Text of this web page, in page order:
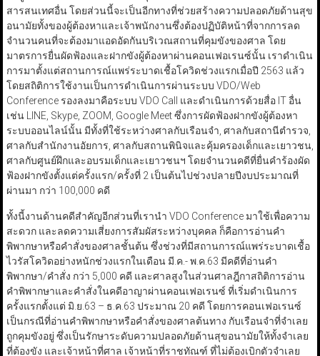
สารสนเทศอื่น โดยส่วนนี้จะเป็นอีกทางที่ช่วยสร้างความปลอดภัยด้านสุข
อนามัยทั้งของผู้ต้องหาและเจ้าพนักงานซึ่งต้องปฏิบัติหน้าที่จากการลด
จำนวนคนที่จะต้องมาแอดอัดกันบริเวณสถานที่คุมขังของศาล โดย
มาตรการยื่นผัดฟ้องและฝากขังผู้ต้องหาผ่านคอนเฟอเรนซ์นั้น เราดำเนิน
การมาตั้งแต่สถานการณ์แพร่ระบาดเชื้อโควิดช่วงแรกเมื่อปี 2563 แล้ว
โดยสถิติการใช้งานเป็นการดำเนินการผ่านระบบ VDO/Web
Conference รองลงมาคือระบบ VDO Call และดำเนินการด้วยสื่อ IT อื่น
เช่น LINE, Skype, ZOOM, Google Meet ซึ่งการผัดฟ้องฝากขังผู้ต้องหา
ระบบออนไลน์นั้น มีทั้งที่ใช้ระหว่างศาลกับเรือนจำ, ศาลกับสถานีตำรวจ,
ศาลกับสำนักงานอัยการ, ศาลกับสถานพินิจและคุ้มครองเด็กและเยาวชน,
ศาลกับศูนย์ฝึกและอบรมเด็กและเยาวชนฯ โดยจำนวนคดีที่ยื่นคำร้องผัด
ฟ้องฝากขังตั้งแต่ครั้งแรก/ครั้งที่ 2 เป็นต้นไปช่วงปลายปีงบประมาณที่
ผ่านมา กว่า 100,000 คดี
ทั้งนี้งานด้านคดีสำคัญอีกส่วนที่เรานำ VDO Conference มาใช้เพื่อความ
สะดวก และลดความเสี่ยงการสัมผัสระหว่างบุคคล ก็คือการอ่านคำ
พิพากษาหรือคำสั่งของศาลชั้นต้น ซึ่งช่วงที่มีสถานการณ์แพร่ระบาดเชื้อ
ไวรัสโควิดอย่างหนักช่วงแรกในเดือน มี.ค.- พ.ค.63 มีคดีที่อ่านคำ
พิพากษา/คำสั่ง กว่า 5,000 คดี และศาลสูงในส่วนศาลฎีกาสถิติการอ่าน
คำพิพากษาและคำสั่งในคดีอาญาผ่านคอนเฟอเรนซ์ ที่เริ่มดำเนินการ
ครั้งแรกตั้งแต่ มิ.ย.63 – ธ.ค.63 ประมาณ 20 คดี โดยการคอนเฟอเรนซ์
เป็นกรณีที่อ่านคำพิพากษาหรือคำสั่งของศาลต้นทาง กับเรือนจำที่จำเลย
ถูกคุมขังอยู่ ซึ่งเป็นรักษาระดับความปลอดภัยด้านสุขอนามัยให้ทั้งจำเลย
ที่ต้องขัง และเจ้าหน้าที่ศาล เจ้าหน้าที่ราชทัณฑ์ ที่ไม่ต้องเบิกตัวจำเลย